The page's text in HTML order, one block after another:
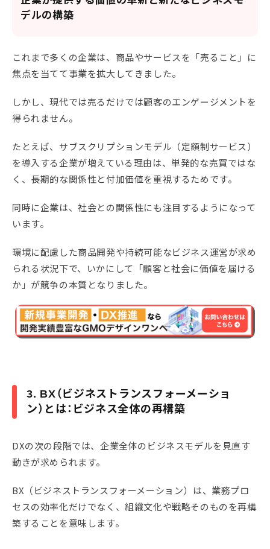
デルの構築
これまで多くの企業は、商品やサービスを「売ること」に
焦点を当てて事業を拡大してきました。
しかし、現代では売るだけでは顧客のエンゲージメントを
得られません。
たとえば、サブスクリプションモデル（定額制サービス）
を導入する企業が増えている理由は、単発的な売買ではな
く、長期的な関係性と付加価値を重視するためです。
同時に企業は、社会との関係性にも注目するようになって
います。
環境に配慮した商品開発や持続可能なビジネス運営が求め
られる状況下で、いかにして「顧客と社会に価値を届ける
か」が競争の本質となりました。
3. BX（ビジネストランスフォーメーショ
ン）とは：ビジネス全体の再構築
DXの次の段階では、企業全体のビジネスモデルを見直す
動きが求められます。
BX（ビジネストランスフォーメーション）は、業務プロ
セスの効率化だけでなく、組織文化や戦略そのものを再構
築することを意味します。